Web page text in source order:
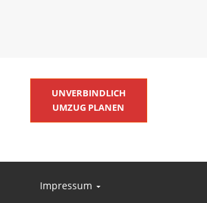
UNVERBINDLICH
UMZUG PLANEN
Impressum